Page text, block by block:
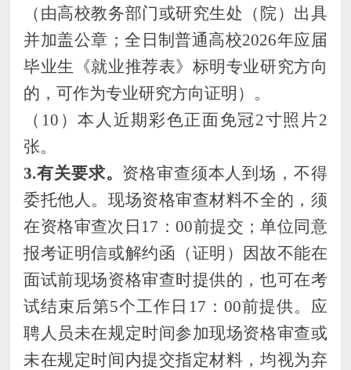
（由高校教务部门或研究生处（院）出具
并加盖公章；全日制普通高校2026年应届
毕业生《就业推荐表》标明专业研究方向
的，可作为专业研究方向证明）。
（ 10）本人近期彩色正面免冠2寸照片2
张。
3.有关要求。 资格审查须本人到场，不得
委托他人。现场资格审查材料不全的，须
在资格审查次日 17：00前提交；单位同意
报考证明信或解约函（证明）因故不能在
面试前现场资格审查时提供的，也可在考
试结束后第5个工作日17：00前提供。应
聘人员未在规定时间参加现场资格审查或
未在规定时间内提交指定材料，均视为弃